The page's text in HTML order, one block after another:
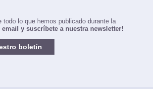
todo lo que hemos publicado durante la
email y suscríbete a nuestra newsletter!
boletín